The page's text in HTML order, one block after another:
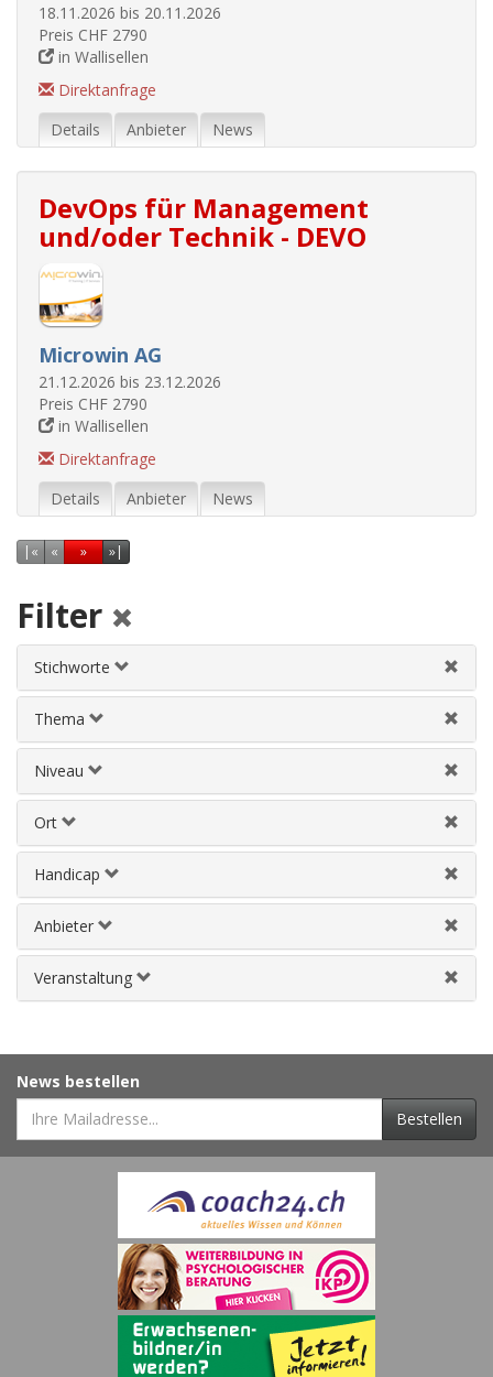
18.11.2026 bis 20.11.2026
Preis CHF 2790
in Wallisellen
Direktanfrage
Details
Anbieter News
DevOps für Management
und/oder Technik - DEVO
Microwin AG
21.12.2026 bis 23.12.2026
Preis CHF 2790
in Wallisellen
Direktanfrage
Details
Anbieter News
| « Erste Seite
« Vorherige Seite
»Nächste Seite
»|Letzte Seite
Filter
Stichworte
Thema
Niveau
Ort
Handicap
Anbieter
Veranstaltung
News bestellen
Bestellen